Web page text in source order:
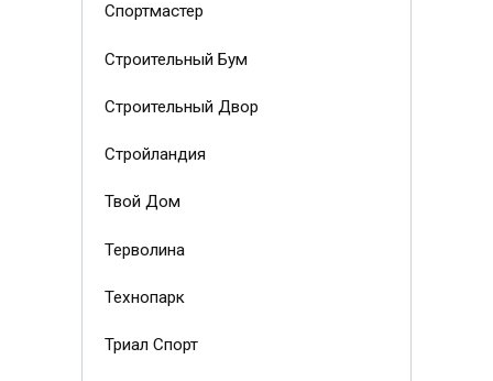
Спортмастер
Строительный Бум
Строительный Двор
Стройландия
Твой Дом
Терволина
Технопарк
Триал Спорт